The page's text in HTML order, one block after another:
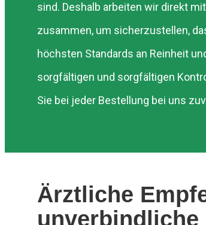
sind. Deshalb arbeiten wir direkt
zusammen, um sicherzustellen,
höchsten Standards an Reinheit
sorgfältigen und sorgfältigen
Sie bei jeder Bestellung bei uns
Ärztliche
unverbindliche